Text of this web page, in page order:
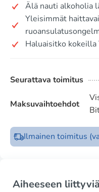
Älä nauti alkoholia
Yleisimmät
Haluaisitko kokeilla
Seurattava toimitus
Maksuvaihtoehdot
Ilmainen toimitus
Aiheeseen